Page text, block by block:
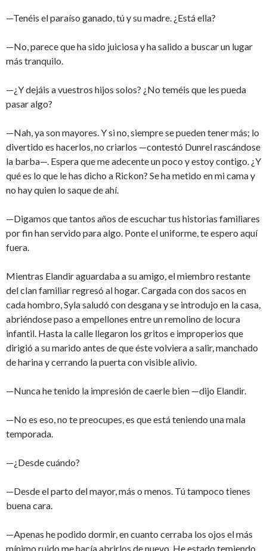
—Tenéis el paraíso ganado, tú y su madre. ¿Está ella?
—No, parece que ha sido juiciosa y ha salido a buscar un lugar
más tranquilo.
—¿Y dejáis a vuestros hijos solos? ¿No teméis que les pueda
pasar algo?
—Nah, ya son mayores. Y si no, siempre se pueden tener más; lo
divertido es hacerlos, no criarlos —contestó Dunrel rascándose
la barba—. Espera que me adecente un poco y estoy contigo. ¿Y
qué es lo que le has dicho a Rickon? Se ha metido en mi cama y
no hay quien lo saque de ahí.
—Digamos que tantos años de escuchar tus historias familiares
por fin han servido para algo. Ponte el uniforme, te espero aquí
fuera.
Mientras Elandir aguardaba a su amigo, el miembro restante
del clan familiar regresó al hogar. Cargada con dos sacos en
cada hombro, Syla saludó con desgana y se introdujo en la casa,
abriéndose paso a empellones entre un remolino de locura
infantil. Hasta la calle llegaron los gritos e improperios que
dirigió a su marido antes de que éste volviera a salir, manchado
de harina y cerrando la puerta con visible alivio.
—Nunca he tenido la impresión de caerle bien —dijo Elandir.
—No es eso, no te preocupes, es que está teniendo una mala
temporada.
—¿Desde cuándo?
—Desde el parto del mayor, más o menos. Tú tampoco tienes
buena cara.
—Apenas he podido dormir, en cuanto cerraba los ojos el más
mínimo ruido me hacía abrirlos de nuevo. He estado temiendo